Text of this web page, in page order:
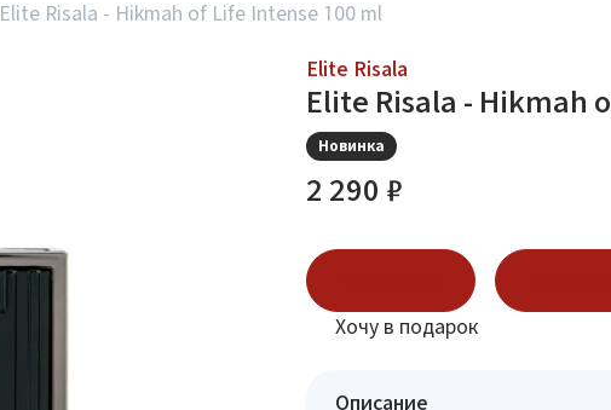
Elite Risala - Hikmah of Life Intense 100 ml
Elite Risala
Elite Risala - Hikmah
Новинка
2 290 ₽
Хочу в подарок
Описание